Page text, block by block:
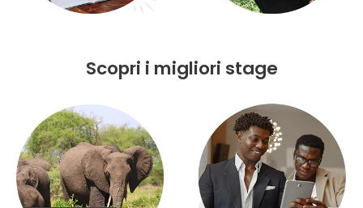
Scopri i migliori stage